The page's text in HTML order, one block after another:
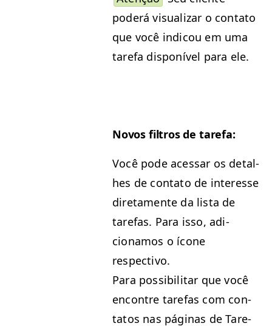
poderá visu­alizar o con­ta­to
que você indi­cou em uma
tare­fa disponív­el para ele.
Novos fil­tros de tarefa:
Você pode aces­sar os detal­
h­es de con­ta­to de inter­esse
dire­ta­mente da lista de
tare­fas. Para isso, adi­
cionamos o ícone
respectivo.
Para pos­si­bil­i­tar que você
encon­tre tare­fas com con­
tatos nas pági­nas de Tare­